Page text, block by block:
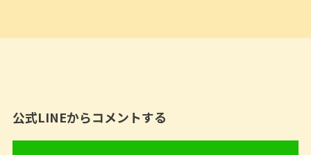
公式LINEからコメントする